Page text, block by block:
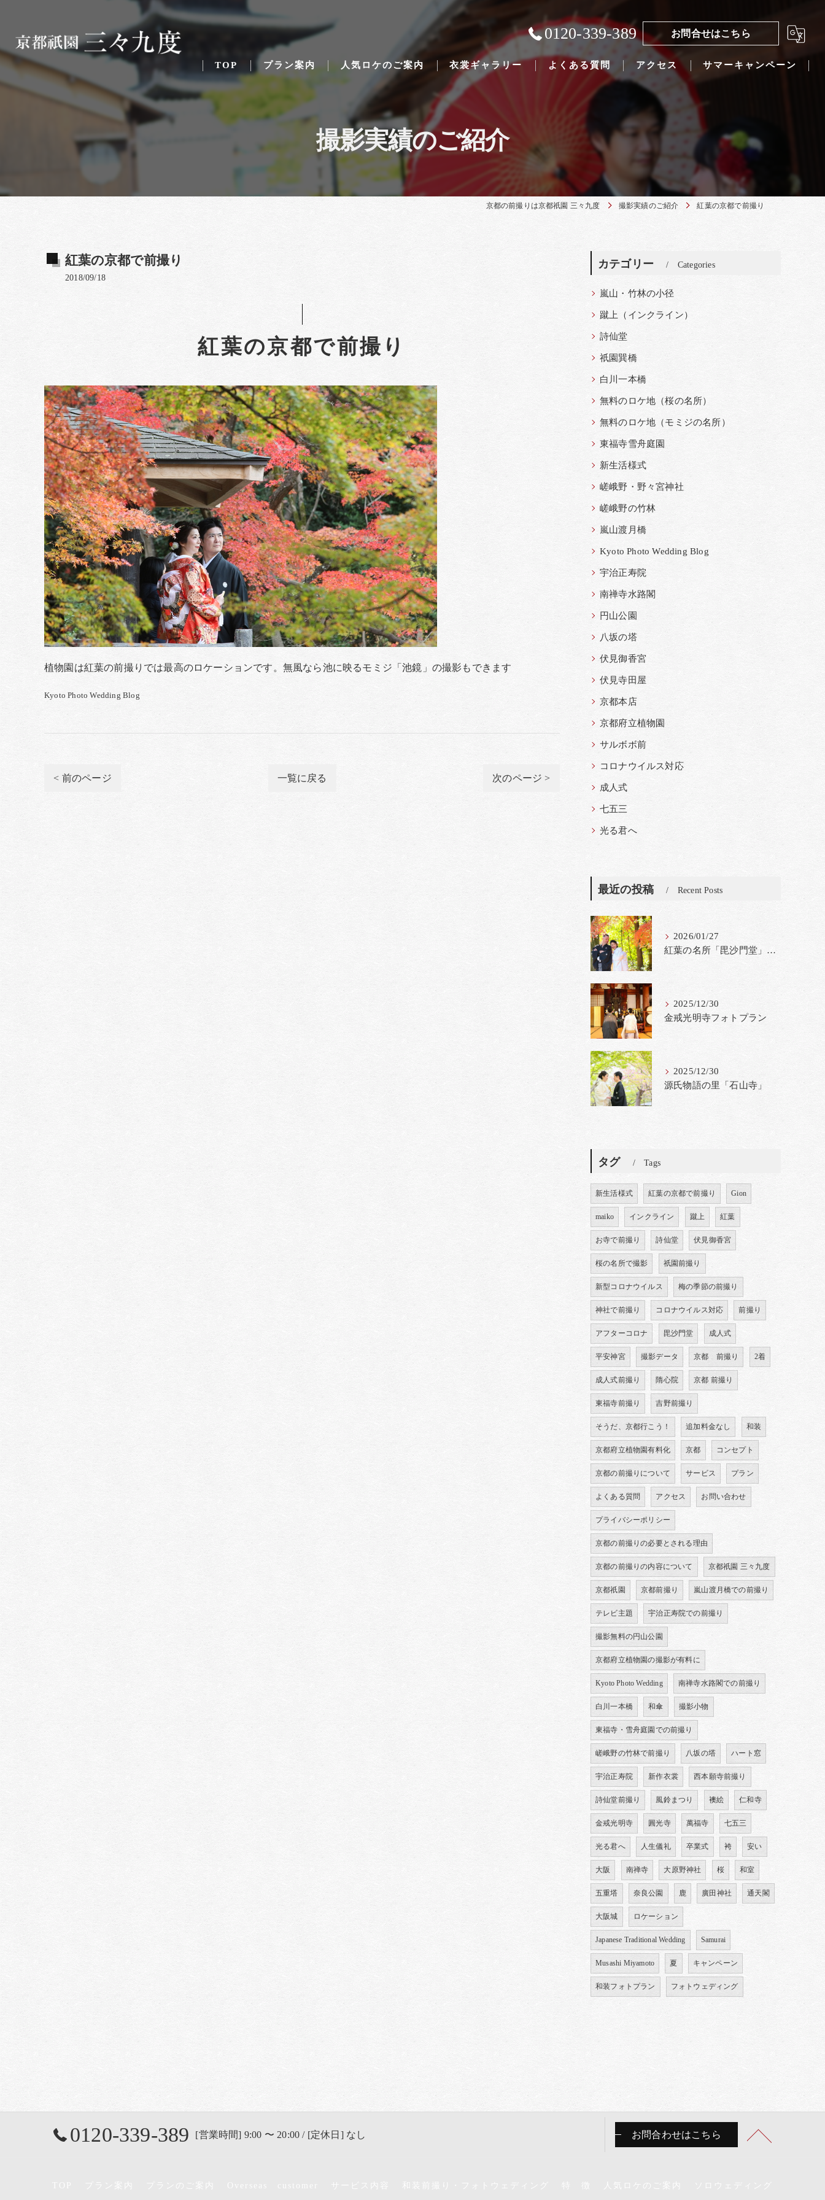
0120-339-389 お問合せはこちら
TOP プラン案内
Traditional Japanese weddings
人気ロケのご案内 衣裳ギャラリー よくある質問 アクセス サマーキャンペーン
撮影実績のご紹介
京都の前撮りは京都祇園 三々九度 撮影実績のご紹介 紅葉の京都で前撮り
紅葉の京都で前撮り
2018/09/18
紅葉の京都で前撮り
植物園は紅葉の前撮りでは最高のロケーションです。無風なら池に映るモミジ「池鏡」の撮影もできます
Kyoto Photo Wedding Blog
< 前のページ 一覧に戻る 次のページ >
カテゴリー Categories
嵐山・竹林の小径
蹴上（インクライン）
詩仙堂
祇園巽橋
白川一本橋
無料のロケ地（桜の名所）
無料のロケ地（モミジの名所）
東福寺雪舟庭園
新生活様式
嵯峨野・野々宮神社
嵯峨野の竹林
嵐山渡月橋
Kyoto Photo Wedding Blog
宇治正寿院
南禅寺水路閣
円山公園
八坂の塔
伏見御香宮
伏見寺田屋
京都本店
京都府立植物園
サルボボ前
コロナウイルス対応
成人式
七五三
光る君へ
最近の投稿 Recent Posts
2026/01/27
紅葉の名所「毘沙門堂」撮影料金改定
2025/12/30
金戒光明寺フォトプラン
2025/12/30
源氏物語の里「石山寺」
タグ Tags
新生活様式 紅葉の京都で前撮り Gion
maiko インクライン 蹴上 紅葉
お寺で前撮り 詩仙堂 伏見御香宮
桜の名所で撮影 祇園前撮り
新型コロナウイルス 梅の季節の前撮り
神社で前撮り コロナウイルス対応 前撮り
アフターコロナ 毘沙門堂 成人式
平安神宮 撮影データ 京都 前撮り 2着
成人式前撮り 隋心院 京都 前撮り
東福寺前撮り 吉野前撮り
そうだ、京都行こう！ 追加料金なし 和装
京都府立植物園有料化 京都 コンセプト
京都の前撮りについて サービス プラン
よくある質問 アクセス お問い合わせ
プライバシーポリシー
京都の前撮りの必要とされる理由
京都の前撮りの内容について 京都祇園 三々九度
京都祇園 京都前撮り 嵐山渡月橋での前撮り
テレビ主題 宇治正寿院での前撮り
撮影無料の円山公園
京都府立植物園の撮影が有料に
Kyoto Photo Wedding 南禅寺水路閣での前撮り
白川一本橋 和傘 撮影小物
東福寺・雪舟庭園での前撮り
嵯峨野の竹林で前撮り 八坂の塔 ハート窓
宇治正寿院 新作衣裳 西本願寺前撮り
詩仙堂前撮り 風鈴まつり 襖絵 仁和寺
金戒光明寺 圓光寺 萬福寺 七五三
光る君へ 人生儀礼 卒業式 袴 安い
大阪 南禅寺 大原野神社 桜 和室
五重塔 奈良公園 鹿 廣田神社 通天閣
大阪城 ロケーション
Japanese Traditional Wedding Samurai
Musashi Miyamoto 夏 キャンペーン
和装フォトプラン フォトウェディング
0120-339-389 [営業時間] 9:00 〜 20:00 / [定休日] なし お問合わせはこちら